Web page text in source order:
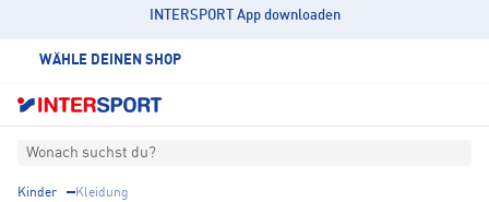
INTERSPORT App downloaden
WÄHLE DEINEN SHOP
Wonach suchst du?
Kinder Kleidung